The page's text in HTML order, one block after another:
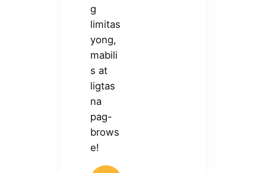
g
limitas
yong,
mabili
s at
ligtas
na
pag-
brows
e!